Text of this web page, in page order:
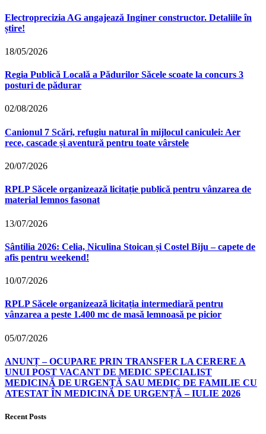
Electroprecizia AG angajează Inginer constructor. Detaliile în
știre!
18/05/2026
Regia Publică Locală a Pădurilor Săcele scoate la concurs 3
posturi de pădurar
02/08/2026
Canionul 7 Scări, refugiu natural în mijlocul caniculei: Aer
rece, cascade și aventură pentru toate vârstele
20/07/2026
RPLP Săcele organizează licitație publică pentru vânzarea de
material lemnos fasonat
13/07/2026
Sântilia 2026: Celia, Niculina Stoican și Costel Biju – capete de
afis pentru weekend!
10/07/2026
RPLP Săcele organizează licitația intermediară pentru
vânzarea a peste 1.400 mc de masă lemnoasă pe picior
05/07/2026
ANUNȚ – OCUPARE PRIN TRANSFER LA CERERE A
UNUI POST VACANT DE MEDIC SPECIALIST
MEDICINĂ DE URGENȚĂ SAU MEDIC DE FAMILIE CU
ATESTAT ÎN MEDICINĂ DE URGENȚĂ – IULIE 2026
Recent Posts